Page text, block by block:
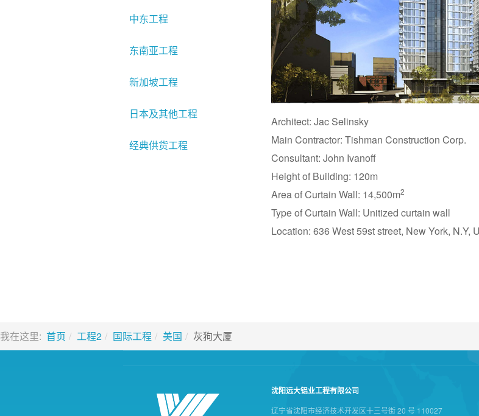
Architect: Jac Selinsky
Main Contractor: Tishman Construction Corp.
Consultant: John Ivanoff
Height of Building: 120m
Area of Curtain Wall: 14,500m2
Type of Curtain Wall: Unitized curtain wall
Location: 636 West 59st street, New York, N.Y,
中东工程
东南亚工程
新加坡工程
日本及其他工程
经典供货工程
我在这里: 首页 工程2 国际工程 美国 灰狗大厦
沈阳远大铝业工程有限公司
辽宁省沈阳市经济技术开发区十三号街 20 号 110027